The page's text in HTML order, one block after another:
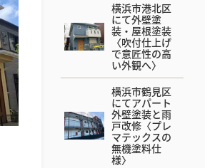
横浜市港北区
にて外壁塗
装・屋根塗装
〈吹付仕上げ
で意匠性の高
い外観へ〉
横浜市鶴見区
にてアパート
外壁塗装と雨
戸改修〈プレ
マテックスの
無機塗料仕
様〉